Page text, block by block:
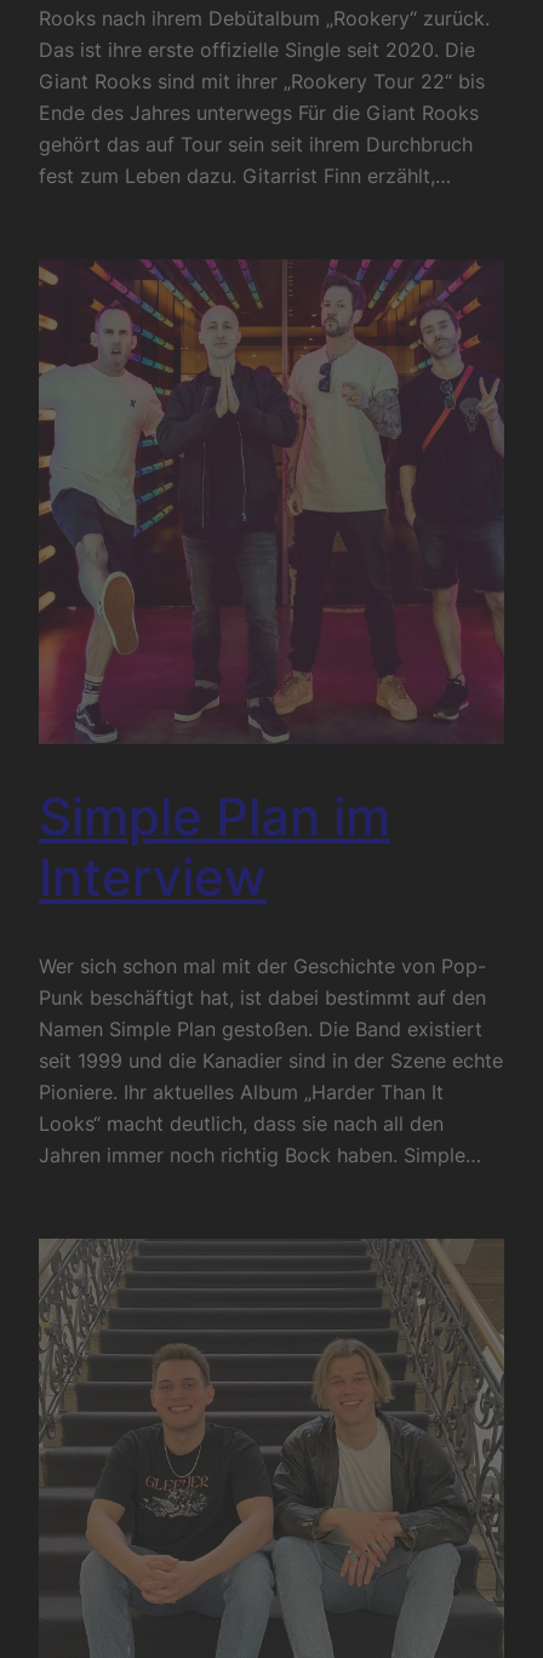
Rooks nach ihrem Debütalbum „Rookery“ zurück.
Das ist ihre erste offizielle Single seit 2020. Die
Giant Rooks sind mit ihrer „Rookery Tour 22“ bis
Ende des Jahres unterwegs Für die Giant Rooks
gehört das auf Tour sein seit ihrem Durchbruch
fest zum Leben dazu. Gitarrist Finn erzählt,…
Simple Plan im
Interview
Wer sich schon mal mit der Geschichte von Pop-
Punk beschäftigt hat, ist dabei bestimmt auf den
Namen Simple Plan gestoßen. Die Band existiert
seit 1999 und die Kanadier sind in der Szene echte
Pioniere. Ihr aktuelles Album „Harder Than It
Looks“ macht deutlich, dass sie nach all den
Jahren immer noch richtig Bock haben. Simple…